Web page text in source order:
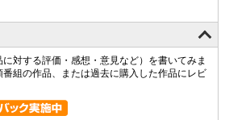
対する評価・感想・意見など）を書いてみま
組の作品、または過去に購入した作品にレビ